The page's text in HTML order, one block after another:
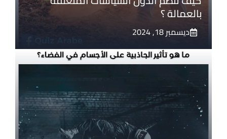
بالعمالة ؟
ديسمبر 18, 2024